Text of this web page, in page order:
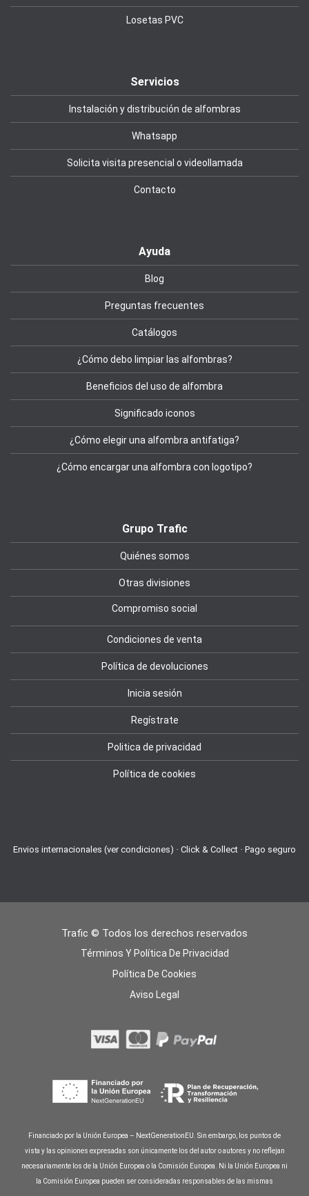
Losetas PVC
Servicios
Instalación y distribución de alfombras
Whatsapp
Solicita visita presencial o videollamada
Contacto
Ayuda
Blog
Preguntas frecuentes
Catálogos
¿Cómo debo limpiar las alfombras?
Beneficios del uso de alfombra
Significado iconos
¿Cómo elegir una alfombra antifatiga?
¿Cómo encargar una alfombra con logotipo?
Grupo Trafic
Quiénes somos
Otras divisiones
Compromiso social
Condiciones de venta
Política de devoluciones
Inicia sesión
Regístrate
Politica de privacidad
Política de cookies
Envios internacionales (ver condiciones) · Click & Collect · Pago seguro
Trafic © Todos los derechos reservados
Términos Y Política De Privacidad
Política De Cookies
Aviso Legal
Financiado por la Unión Europea – NextGenerationEU. Sin embargo, los puntos de
vista y las opiniones expresadas son únicamente los del autor o autores y no reflejan
necesariamente los de la Unión Europea o la Comisión Europea. Ni la Unión Europea ni
la Comisión Europea pueden ser consideradas responsables de las mismas